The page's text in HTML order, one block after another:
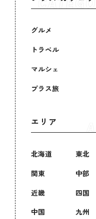
グルメ
トラベル
マルシェ
プラス旅
エリア
北海道
東北
関東
中部
近畿
四国
中国
九州